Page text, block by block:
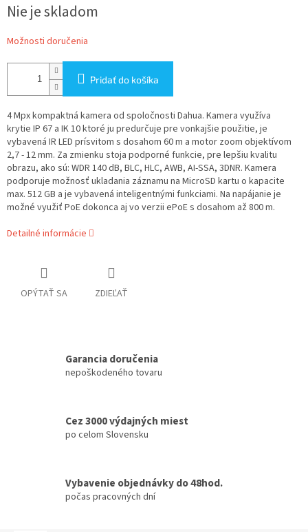
cena:
Nie je skladom
Možnosti doručenia
Pridať do košíka
4 Mpx kompaktná kamera od spoločnosti Dahua. Kamera využíva
krytie IP 67 a IK 10 ktoré ju predurčuje pre vonkajšie použitie, je
vybavená IR LED prísvitom s dosahom 60 m a motor zoom objektívom
2,7 - 12 mm. Za zmienku stoja podporné funkcie, pre lepšiu kvalitu
obrazu, ako sú: WDR 140 dB, BLC, HLC, AWB, AI-SSA, 3DNR. Kamera
podporuje možnosť ukladania záznamu na MicroSD kartu o kapacite
max. 512 GB a je vybavená inteligentnými funkciami. Na napájanie je
možné využiť PoE dokonca aj vo verzii ePoE s dosahom až 800 m.
Detailné informácie
OPÝTAŤ SA ZDIEĽAŤ
Garancia doručenia
nepoškodeného tovaru
Cez 3000 výdajných miest
po celom Slovensku
Vybavenie objednávky do 48hod.
počas pracovných dní